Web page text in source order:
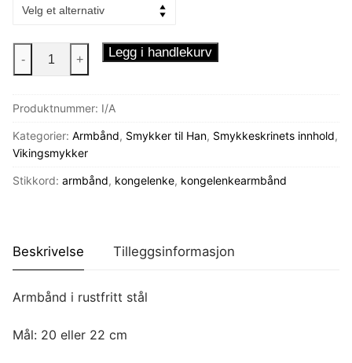
Kongelenke
armbånd
- + Legg i handlekurv
Produktnummer: I/A
Kategorier: Armbånd, Smykker til Han, Smykkeskrinets innhold,
Vikingsmykker
Stikkord: armbånd, kongelenke, kongelenkearmbånd
Beskrivelse Tilleggsinformasjon
Armbånd i rustfritt stål
Mål: 20 eller 22 cm